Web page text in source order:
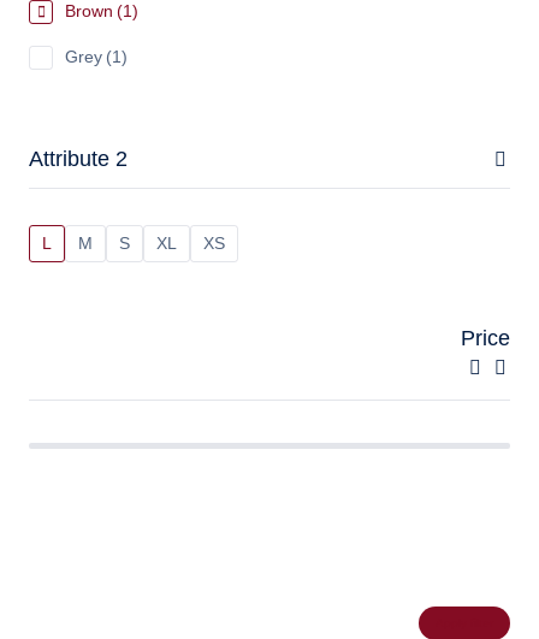
Brown (1)
Grey (1)
Attribute 2
L M S XL XS
Price